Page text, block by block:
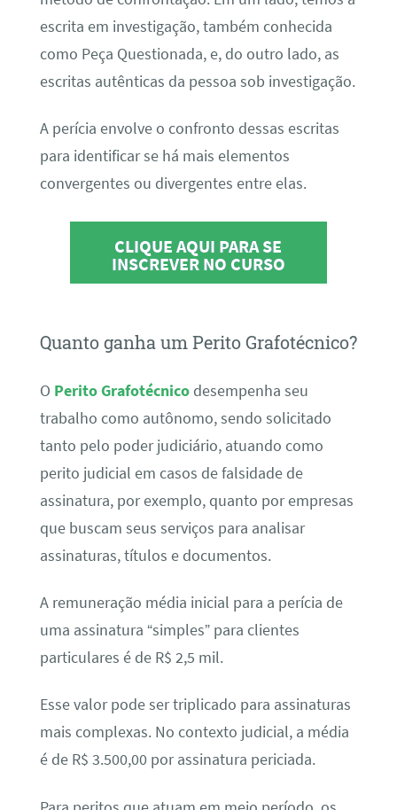
escrita em investigação, também conhecida
como Peça Questionada, e, do outro lado, as
escritas autênticas da pessoa sob investigação.
A perícia envolve o confronto dessas escritas
para identificar se há mais elementos
convergentes ou divergentes entre elas.
CLIQUE AQUI PARA SE
INSCREVER NO CURSO
Quanto ganha um Perito Grafotécnico?
O Perito Grafotécnicodesempenha seu
trabalho como autônomo, sendo solicitado
tanto pelo poder judiciário, atuando como
perito judicial em casos de falsidade de
assinatura, por exemplo, quanto por empresas
que buscam seus serviços para analisar
assinaturas, títulos e documentos.
A remuneração média inicial para a perícia de
uma assinatura “simples” para clientes
particulares é de R$ 2,5 mil.
Esse valor pode ser triplicado para assinaturas
mais complexas. No contexto judicial, a média
é de R$ 3.500,00 por assinatura periciada.